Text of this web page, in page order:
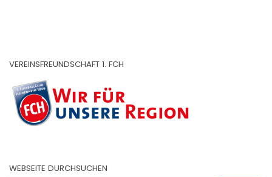
VEREINSFREUNDSCHAFT 1. FCH
WEBSEITE DURCHSUCHEN